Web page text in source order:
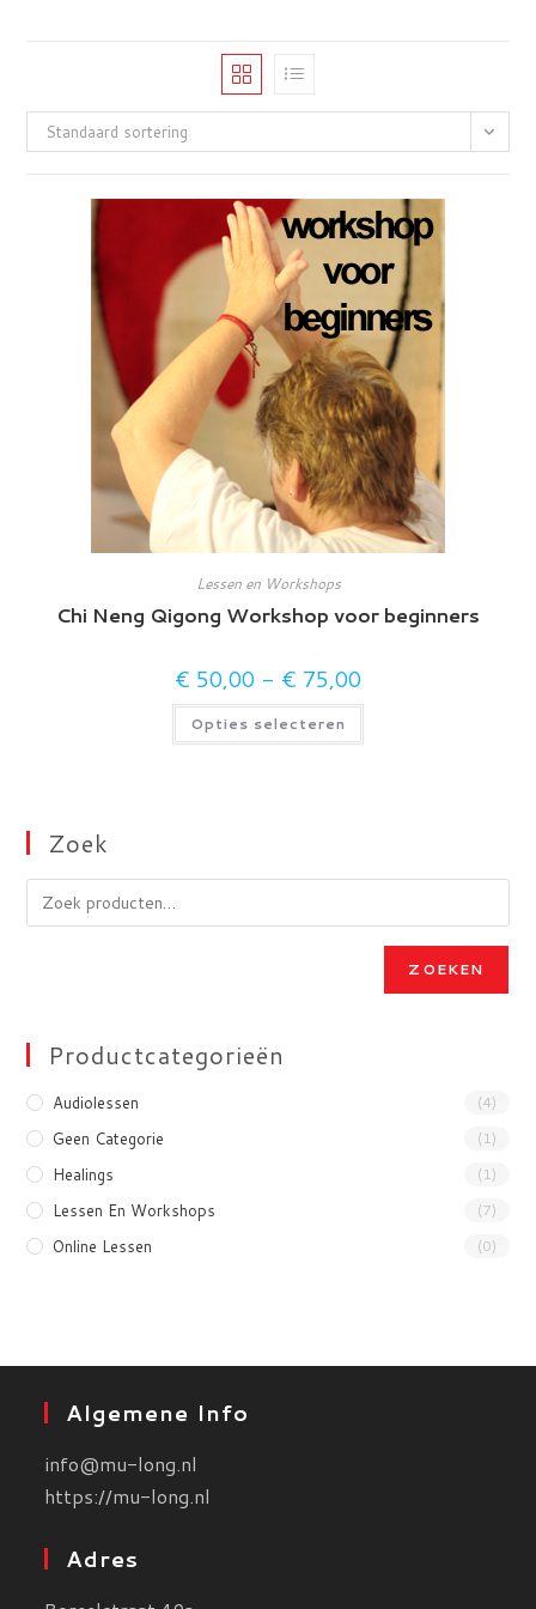
Standaard sortering
Lessen en Workshops
Chi Neng Qigong Workshop voor beginners
€ 50,00 - € 75,00
tot
Opties selecteren
Dit
heeft
op
Zoek
ZOEKEN
Productcategorieën
Audiolessen (4)
Geen Categorie (1)
Healings (1)
Lessen En Workshops (7)
Online Lessen (0)
Algemene Info
info@mu-long.nl
https://mu-long.nl
Adres